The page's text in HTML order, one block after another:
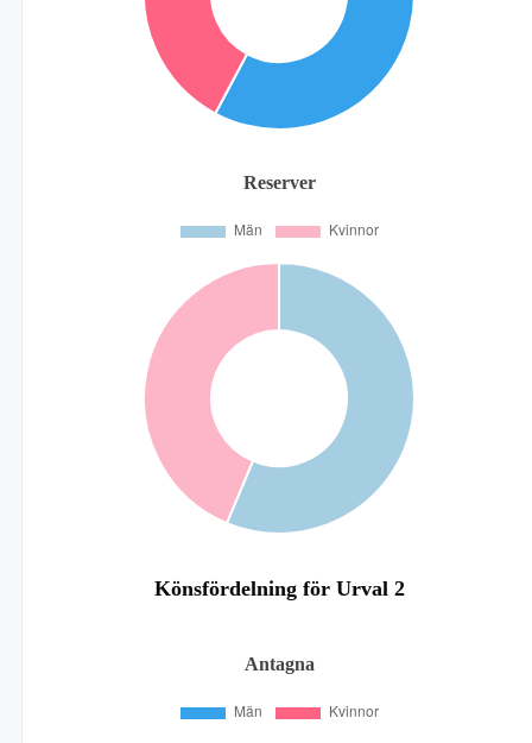
Reserver
Könsfördelning för Urval 2
Antagna